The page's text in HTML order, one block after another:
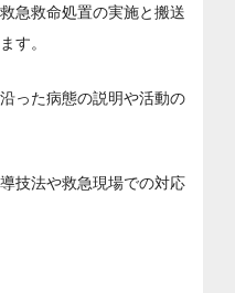
急救命処置の実施と搬送
す。
った病態の説明や活動の
技法や救急現場での対応